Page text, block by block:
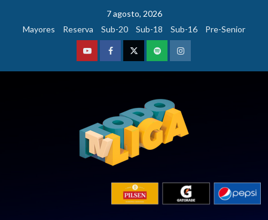
contenido
7 agosto, 2026
Mayores
Reserva Sub-20 Sub-18 Sub-16 Pre-Senior
YoutubeFacebookTwitterPodcastInstagram